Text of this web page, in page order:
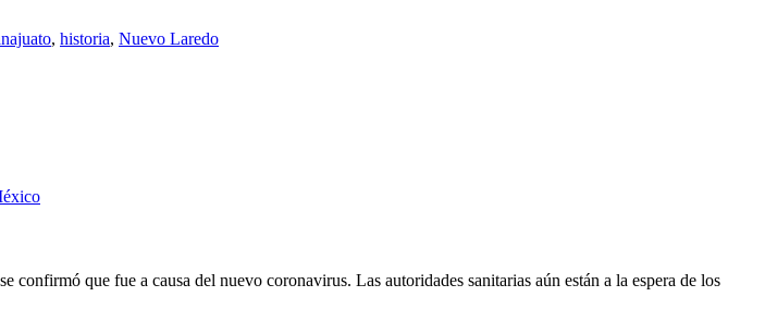
, historia, Nuevo Laredo
que fue a causa del nuevo coronavirus. Las autoridades sanitarias aún están a la espera de los